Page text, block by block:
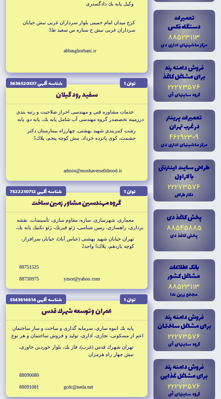
تعميرات
دستگاه فکس
88523113
مرکز ماشينهاى ادارى دى
فروش دامنه رند
براى مشاغل کاغذ
22273576
گروه سايتهاى آى
تعميرات پرينتر
در غرب تهران
46292309
مرکز ماشينهاى ادارى دى
طراحى سايت اينترنتى
با لاراول
22273576
دکتر طراحى
پخش کاغذ دى
88545885
پخش کاغذ دى
بانک اطلاعات
مشاغل کشور
88523113
مجتمع زرين ندا
فروش دامنه رند
براى مشاغل ساختمان
22273576
گروه سايتهاى آى
فروش دامنه رند
براى مشاغل غذايى
22273576
گروه سايتهاى آى
وكيل پايه يك دادگسترى
كرج ميدان امام خمينى بلوار سرداران غربى نبش خيابان
سرداران غربى نبش خ ستاره س سعيد ط3
abbasghorbani.ir
توان 1 شناسه آگهى 5636520537
سفيد رود گيلان
خدمات مشاوره فنى و مهندسى احراز صلاحيت و رتبه بندى
درزمينه تخصصدر گروه مهندسى آب شامل پايه يك، پايه دو، پايه
كشاورزى،منابع طبيعى و دامپرورى
رشت كمربندى شهيد بهشتى، چهارراه بيمارستان دكتر
حشمت، كوى پانزده خرداد، نبش كوچه پنجم، پلاك5
admin@moshaversefidrood.ir
توان 1 شناسه آگهى 7522210712
گروه مهندسين مشاور زمين ساخت
معمارى، شهرسازى، سازه، مقاوم سازى، تأسيسات، نقشه
بردارى، راهسازى، زمين شناسى، ژئو فيزيك، ژئو تكنيك پايه يك،
فضايى جغرافيايى، طراحى محيط و منظر، مرمت
تهران خيابان شهيد بهشتى (عباس آباد)، خيابان سرافراز،
كوچه يازدهم، پلاك5 واحد2
yzsce@yahoo.com
88751525
88730975
توان 1 شناسه آگهى 5343614614
عمران و توسعه شهرك قدس
پايه يك انبوه سازى، سرمايه گذارى و ساخت و ساز ساختمان
اعم از مسكونى، تجارى، ادارى، توليد و فروش ساختمان و هر نوع
تهران شهرك قدس (غرب)، فاز يك، بلوار خوردين خاورى،
نبش چهار راه هرمزان
gcdc@neda.net
88090080
88091081